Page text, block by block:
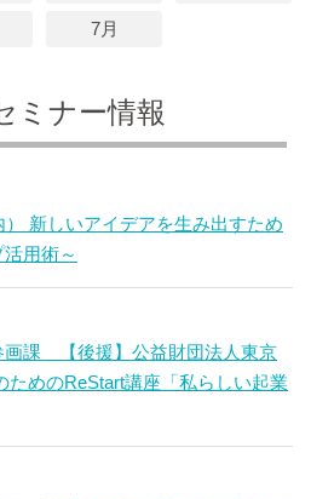
7月
ミナー情報
） 新しいアイデアを生み出すため
用術～
画課 【後援】公益財団法人東京
ためのReStart講座「私らしい起業